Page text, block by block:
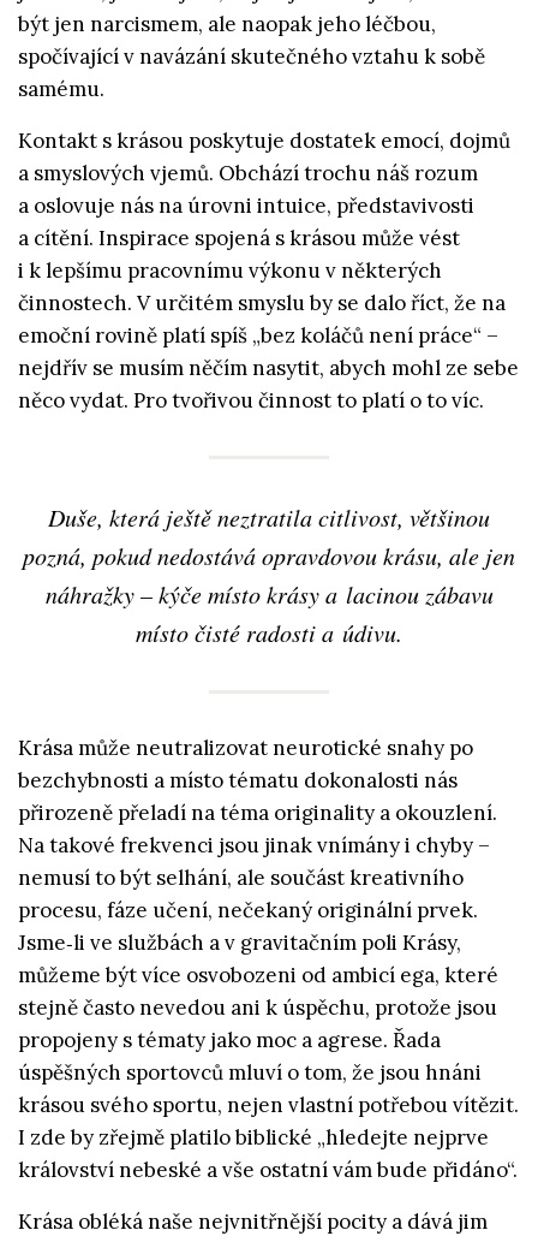
být jen narcismem, ale naopak jeho léčbou,
spočívající v navázání skutečného vztahu k sobě
samému.
Kontakt s krásou poskytuje dostatek emocí, dojmů
a smyslových vjemů. Obchází trochu náš rozum
a oslovuje nás na úrovni intuice, představivosti
a cítění. Inspirace spojená s krásou může vést
i k lepšímu pracovnímu výkonu v některých
činnostech. V určitém smyslu by se dalo říct, že na
emoční rovině platí spíš „bez koláčů není práce“ –
nejdřív se musím něčím nasytit, abych mohl ze sebe
něco vydat. Pro tvořivou činnost to platí o to víc.
Duše, která ještě neztratila citlivost, většinou
pozná, pokud nedostává opravdovou krásu, ale jen
náhražky – kýče místo krásy a lacinou zábavu
místo čisté radosti a údivu.
Krása může neutralizovat neurotické snahy po
bezchybnosti a místo tématu dokonalosti nás
přirozeně přeladí na téma originality a okouzlení.
Na takové frekvenci jsou jinak vnímány i chyby –
nemusí to být selhání, ale součást kreativního
procesu, fáze učení, nečekaný originální prvek.
Jsme‑li ve službách a v gravitačním poli Krásy,
můžeme být více osvobozeni od ambicí ega, které
stejně často nevedou ani k úspěchu, protože jsou
propojeny s tématy jako moc a agrese. Řada
úspěšných sportovců mluví o tom, že jsou hnáni
krásou svého sportu, nejen vlastní potřebou vítězit.
I zde by zřejmě platilo biblické „hledejte nejprve
království nebeské a vše ostatní vám bude přidáno“.
Krása obléká naše nejvnitřnější pocity a dává jim